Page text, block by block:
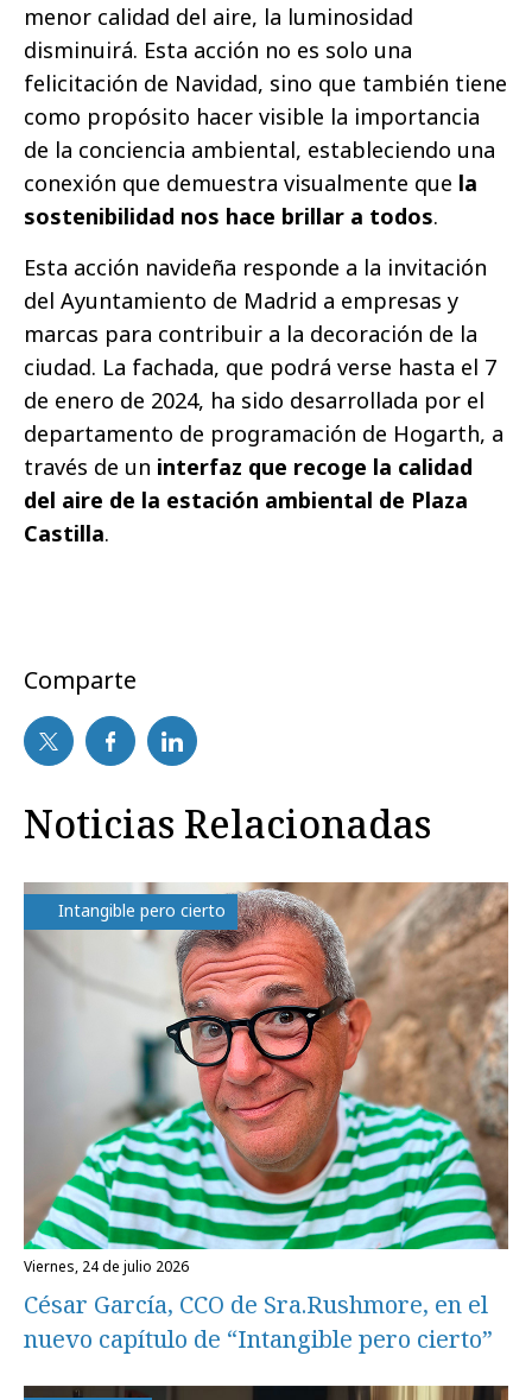
menor calidad del aire, la luminosidad
disminuirá. Esta acción no es solo una
felicitación de Navidad, sino que también tiene
como propósito hacer visible la importancia
de la conciencia ambiental, estableciendo una
conexión que demuestra visualmente que la
sostenibilidad nos hace brillar a todos.
Esta acción navideña responde a la invitación
del Ayuntamiento de Madrid a empresas y
marcas para contribuir a la decoración de la
ciudad. La fachada, que podrá verse hasta el 7
de enero de 2024, ha sido desarrollada por el
departamento de programación de Hogarth, a
través de un interfaz que recoge la calidad
del aire de la estación ambiental de Plaza
Castilla.
Comparte
Noticias Relacionadas
Intangible pero cierto
viernes, 24 de julio 2026
César García, CCO de Sra.Rushmore, en el
nuevo capítulo de “Intangible pero cierto”